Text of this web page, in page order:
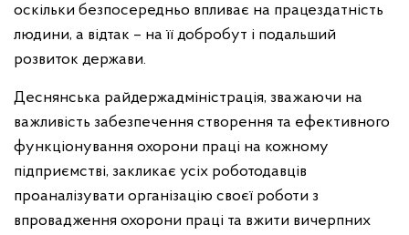
оскільки безпосередньо впливає на працездатність
людини, а відтак – на її добробут і подальший
розвиток держави.
Деснянська райдержадміністрація, зважаючи на
важливість забезпечення створення та ефективного
функціонування охорони праці на кожному
підприємстві, закликає усіх роботодавців
проаналізувати організацію своєї роботи з
впровадження охорони праці та вжити вичерпних